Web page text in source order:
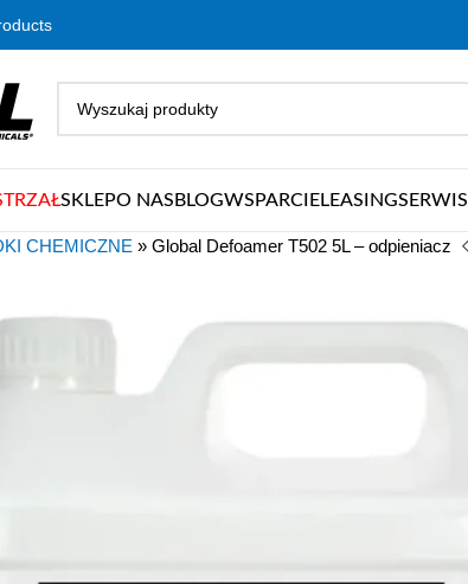
SKLEPO NAS BLOGWSPARCIELEASINGSERWIS
CHEMICZNE » Global Defoamer T502 5L – odpieniacz